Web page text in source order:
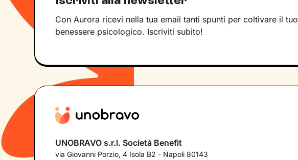
Con Aurora ricevi nella tua email tanti spunti per coltivare il tuo
benessere psicologico. Iscriviti subito!
UNOBRAVO s.r.l. Società Benefit
via Giovanni Porzio, 4 Isola B2 - Napoli 80143